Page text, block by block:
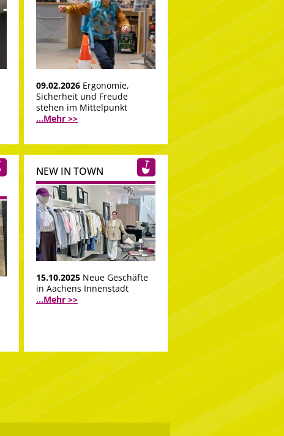
09.02.2026 Ergonomie,
Sicherheit und Freude
stehen im Mittelpunkt
...Mehr >>
NEW IN TOWN
15.10.2025 Neue Geschäfte
in Aachens Innenstadt
...Mehr >>